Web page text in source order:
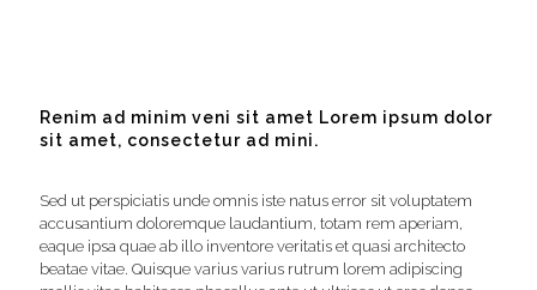
Renim ad minim veni sit amet Lorem ipsum dolor
sit amet, consectetur ad mini.
Sed ut perspiciatis unde omnis iste natus error sit voluptatem
accusantium doloremque laudantium, totam rem aperiam,
eaque ipsa quae ab illo inventore veritatis et quasi architecto
beatae vitae. Quisque varius varius rutrum lorem adipiscing